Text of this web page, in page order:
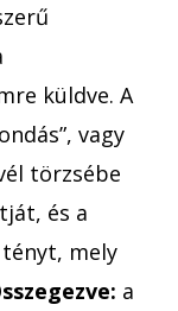
küldve. A
vagy
törzsébe
és a
mely
a